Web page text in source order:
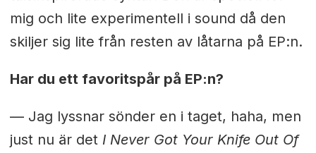
mig och lite experimentell i sound då den
skiljer sig lite från resten av låtarna på EP:n.
Har du ett favoritspår på EP:n?
— Jag lyssnar sönder en i taget, haha, men
just nu är det I Never Got Your Knife Out Of